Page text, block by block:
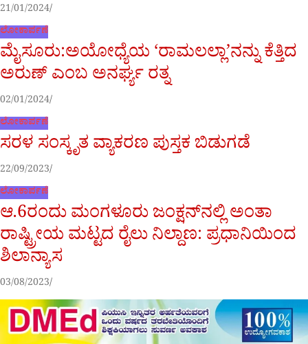
21/01/2024
ಲೋಕಾರ್ಪಣೆ
ಮೈಸೂರು:ಅಯೋಧ್ಯೆಯ ‘ರಾಮಲಲ್ಲಾ’ನನ್ನು ಕೆತ್ತಿದ
ಅರುಣ್ ಎಂಬ ಅನರ್ಘ್ಯ ರತ್ನ
02/01/2024
ಲೋಕಾರ್ಪಣೆ
ಸರಳ ಸಂಸ್ಕೃತ ವ್ಯಾಕರಣ ಪುಸ್ತಕ ಬಿಡುಗಡೆ
22/09/2023
ಲೋಕಾರ್ಪಣೆ
ಆ.6ರಂದು ಮಂಗಳೂರು ಜಂಕ್ಷನ್‌ನಲ್ಲಿ ಅಂತಾ
ರಾಷ್ಟ್ರೀಯ ಮಟ್ಟದ ರೈಲು ನಿಲ್ದಾಣ: ಪ್ರಧಾನಿಯಿಂದ
ಶಿಲಾನ್ಯಾಸ
03/08/2023